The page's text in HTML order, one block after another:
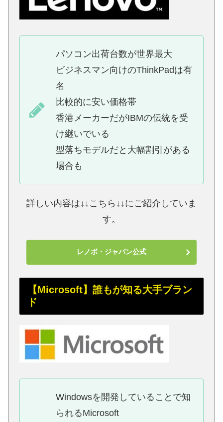
パソコン出荷台数が世界最大
ビジネスマン向けのThinkPadは有
名
比較的に安い価格帯
香港メーカーだがIBMの伝統を受
け継いでいる
型落ちモデルだと大幅割引がある
場合も
詳しい内容は↓↓こちら↓↓にご紹介していま
す。
レノボ・ジャパン公式
【Microsoft】誰もが知る大手ブラン
ド
Windowsを開発していることで知
られるMicrosoft